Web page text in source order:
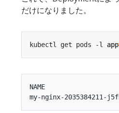
だけになりました。
kubectl get pods -l app
NAME